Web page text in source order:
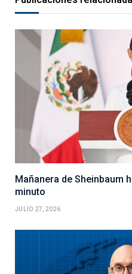
Mañanera de Sheinbaum
minuto
JULIO 27, 2026